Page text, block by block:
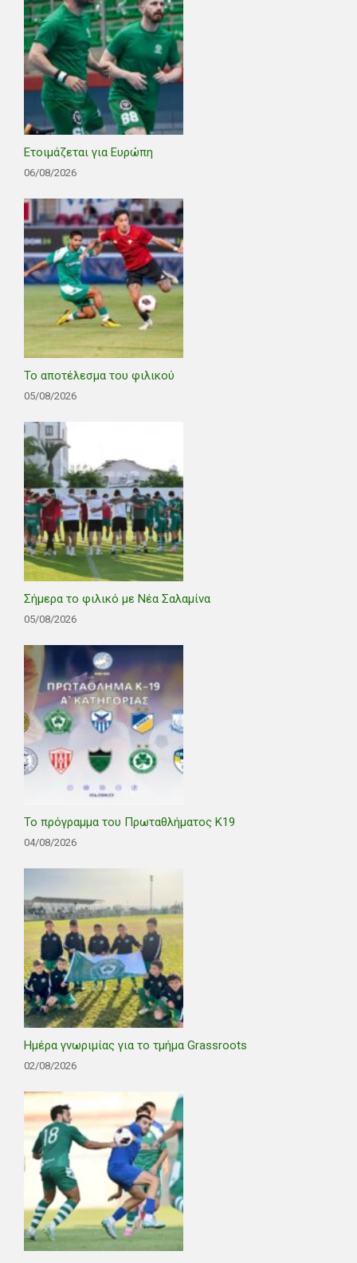
Ετοιμάζεται για Ευρώπη
06/08/2026
Το αποτέλεσμα του φιλικού
05/08/2026
Σήμερα το φιλικό με Νέα Σαλαμίνα
05/08/2026
Το πρόγραμμα του Πρωταθλήματος Κ19
04/08/2026
Ημέρα γνωριμίας για το τμήμα Grassroots
02/08/2026